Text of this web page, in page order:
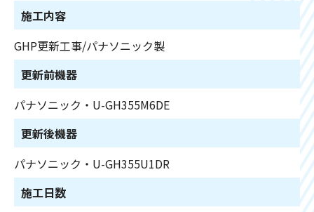
施工内容
GHP更新工事/パナソニック製
更新前機器
パナソニック・U-GH355M6DE
更新後機器
パナソニック・U-GH355U1DR
施工日数